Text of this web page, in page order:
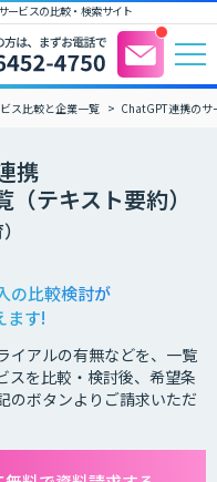
ービスの比較・検索サイト
ス比較と企業一覧 ChatGPT連携のサ
携
テキスト要約）
の比較検討が
ます!
イアルの有無などを、一覧
スを比較・検討後、希望条
のボタンよりご請求いただ